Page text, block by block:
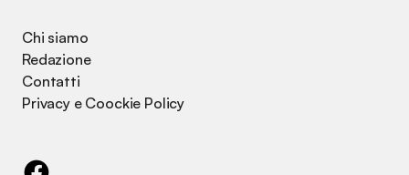
Chi siamo
Redazione
Contatti
Privacy e Coockie Policy